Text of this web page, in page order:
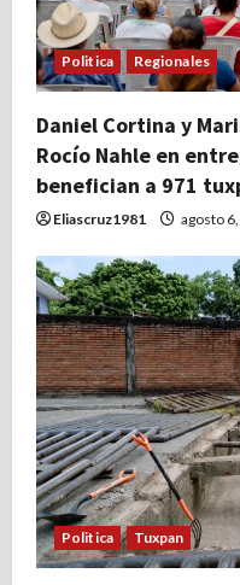
Politica Regionales
Daniel Cortina y
Rocío Nahle en
benefician a 971
Eliascruz1981 agosto
Politica Tuxpan